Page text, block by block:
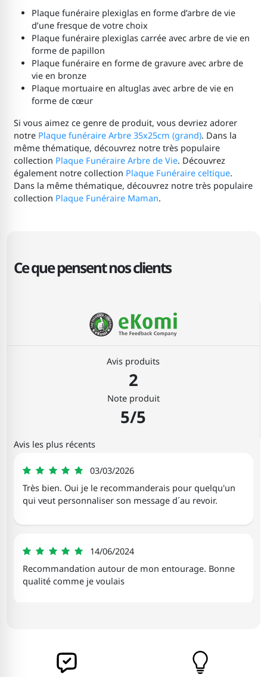
Plaque funéraire plexiglas en forme d’arbre de vie
d’une fresque de votre choix
Plaque funéraire plexiglas carrée avec arbre de vie en
forme de papillon
Plaque funéraire en forme de gravure avec arbre de
vie en bronze
Plaque mortuaire en altuglas avec arbre de vie en
forme de cœur
Si vous aimez ce genre de produit, vous devriez adorer
notre Plaque funéraire Arbre 35x25cm (grand). Dans la
même thématique, découvrez notre très populaire
collection Plaque Funéraire Arbre de Vie. Découvrez
également notre collection Plaque Funéraire celtique.
Dans la même thématique, découvrez notre très populaire
collection Plaque Funéraire Maman.
Ce que pensent nos clients
Avis produits
2
Note produit
5/5
Avis les plus récents
Céline
03/03/2026
5
Très bien. Oui je le recommanderais pour quelqu'un
qui veut personnaliser son message d´au revoir.
Anny
14/06/2024
5
Recommandation autour de mon entourage. Bonne
qualité comme je voulais